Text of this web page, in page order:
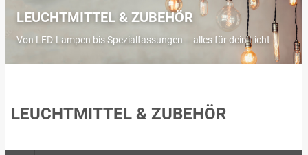
LEUCHTMITTEL & ZUBEHÖR
Von LED-Lampen bis Spezialfassungen – alles für dein Licht
LEUCHTMITTEL & ZUBEHÖR